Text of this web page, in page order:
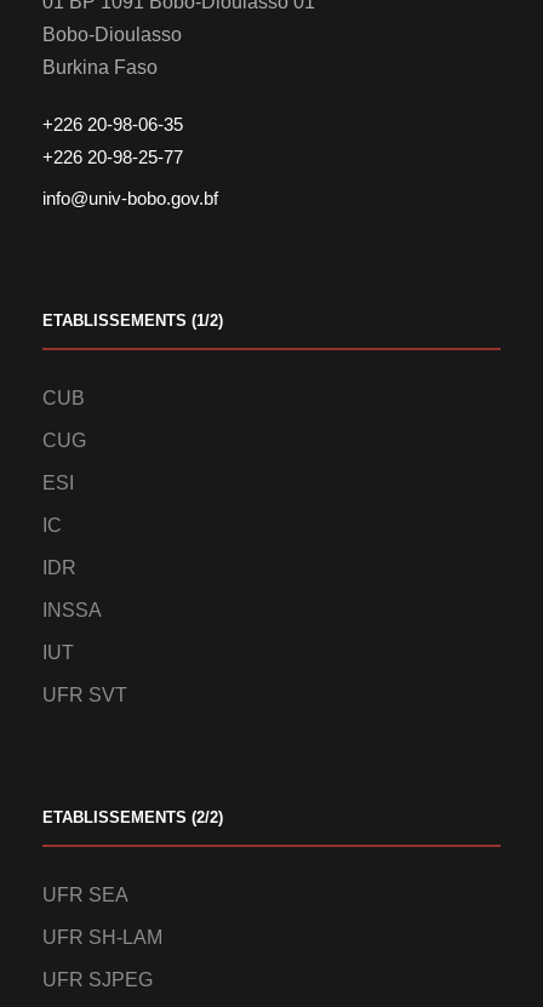
Bobo-Dioulasso
Burkina Faso
+226 20-98-06-35
+226 20-98-25-77
info@univ-bobo.gov.bf
ETABLISSEMENTS (1/2)
CUB
CUG
ESI
IC
IDR
INSSA
IUT
UFR SVT
ETABLISSEMENTS (2/2)
UFR SEA
UFR SH-LAM
UFR SJPEG